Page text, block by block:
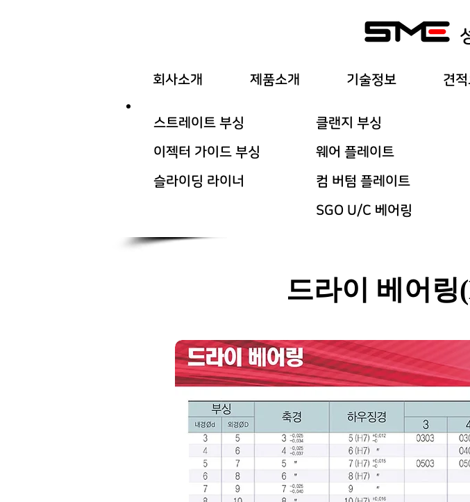
회사소개 제품소개 기술정보 견
스트레이트 부싱
이젝터 가이드 부싱
​슬라이딩 라이너
클랜지 부싱
웨어 플레이트
컴 버텀 플레이트
SGO U/C 베어링
드라이 베어링